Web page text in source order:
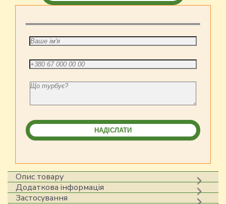
Опис товару
Додаткова інформація
Застосування